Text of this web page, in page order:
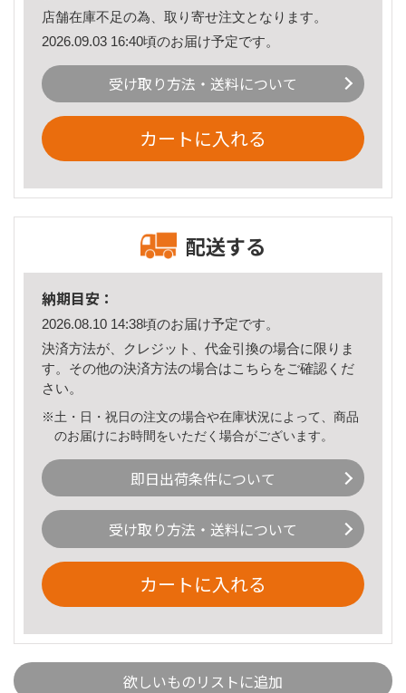
店舗在庫不足の為、取り寄せ注文となります。
2026.09.03 16:40頃のお届け予定です。
受け取り方法・送料について
カートに入れる
配送する
納期目安：
2026.08.10 14:38頃のお届け予定です。
決済方法が、クレジット、代金引換の場合に限りま
す。その他の決済方法の場合はこちら をご確認くだ
さい。
※土・日・祝日の注文の場合や在庫状況によって、商品
のお届けにお時間をいただく場合がございます。
即日出荷条件について
受け取り方法・送料について
カートに入れる
欲しいものリストに追加